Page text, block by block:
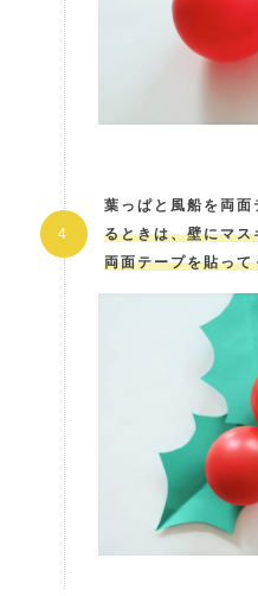
葉っぱと風船を両面
るときは、壁にマ
両面テープを貼っ